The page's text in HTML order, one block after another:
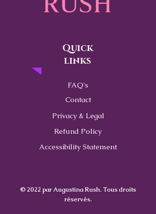
Quick
links
FAQ's
Contact
Privacy & Legal
Refund Policy
Accessibility Statement
© 2022 par Augustina Rush. Tous droits
réservés.